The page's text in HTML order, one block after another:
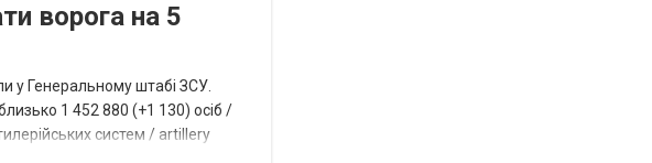
ворога на 5
у Генеральному штабі ЗСУ.
1 452 880 (+1 130) осіб /
систем / artillery